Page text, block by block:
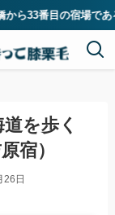
到着しました。
を歩く
宿）
26日